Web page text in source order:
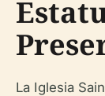
La Iglesia